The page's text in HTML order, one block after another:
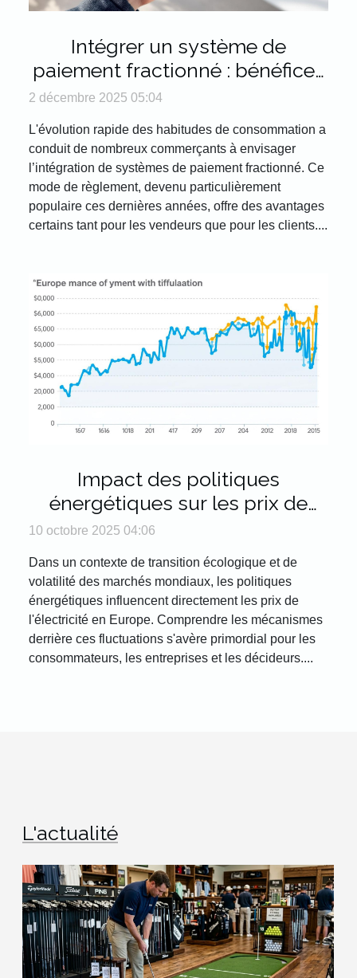
Intégrer un système de
paiement fractionné : bénéfices
et risques
2 décembre 2025 05:04
L'évolution rapide des habitudes de consommation a
conduit de nombreux commerçants à envisager
l’intégration de systèmes de paiement fractionné. Ce
mode de règlement, devenu particulièrement
populaire ces dernières années, offre des avantages
certains tant pour les vendeurs que pour les clients....
Impact des politiques
énergétiques sur les prix de
l'électricité en Europe
10 octobre 2025 04:06
Dans un contexte de transition écologique et de
volatilité des marchés mondiaux, les politiques
énergétiques influencent directement les prix de
l'électricité en Europe. Comprendre les mécanismes
derrière ces fluctuations s'avère primordial pour les
consommateurs, les entreprises et les décideurs....
L'actualité